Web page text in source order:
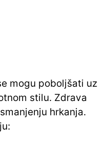
mogu poboljšati uz
stilu. Zdrava
hrkanja.